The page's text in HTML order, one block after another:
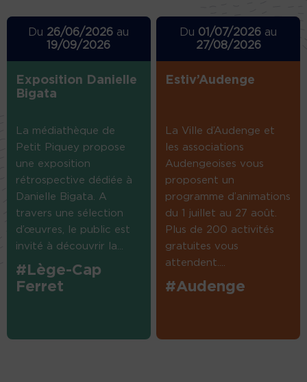
Du 26/06/2026 au
19/09/2026
Exposition Danielle
Bigata
La médiathèque de
Petit Piquey propose
une exposition
rétrospective dédiée à
Danielle Bigata. A
travers une sélection
d’œuvres, le public est
invité à découvrir la...
#Lège-Cap
Ferret
Du 01/07/2026 au
27/08/2026
Estiv’Audenge
La Ville d’Audenge et
les associations
Audengeoises vous
proposent un
programme d’animations
du 1 juillet au 27 août.
Plus de 200 activités
gratuites vous
attendent....
#Audenge